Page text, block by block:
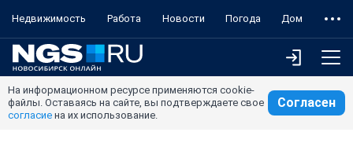
Недвижимость Работа Новости Погода Дом
На информационном ресурсе применяются cookie-
файлы. Оставаясь на сайте, вы подтверждаете свое
согласие на их использование.
Согласен